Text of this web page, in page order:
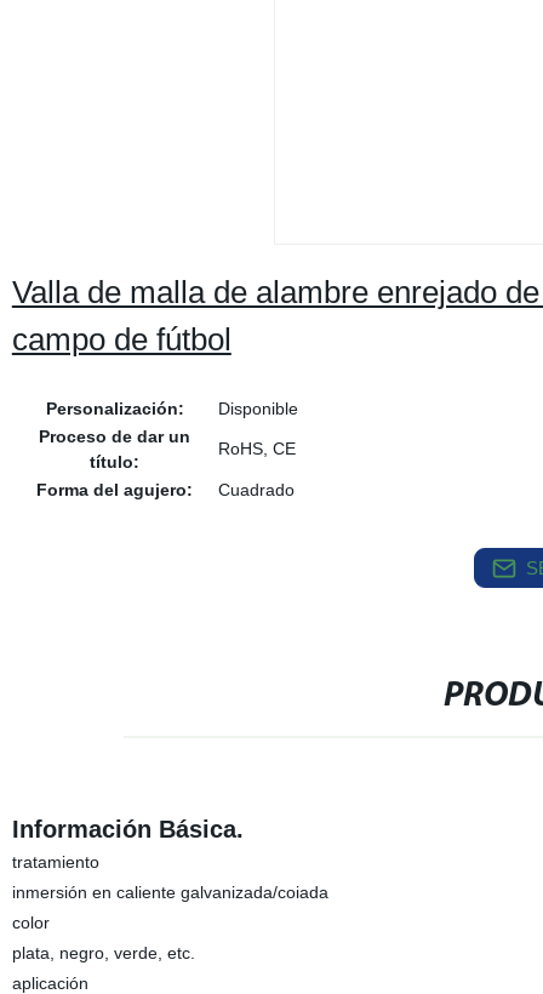
Valla de malla de alambre enrejado
campo de fútbol
Personalización:
Disponible
Proceso de dar un
título:
RoHS, CE
Forma del agujero: Cuadrado
Información Básica.
tratamiento
inmersión en caliente galvanizada/coiada
color
plata, negro, verde, etc.
aplicación